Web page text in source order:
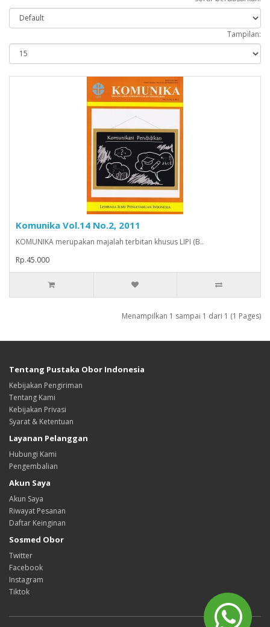
Tampilan:
Komunika Vol.14 No.2, 2011
KOMUNIKA merupakan majalah terbitan khusus LIPI (B..
Rp.45.000
Menampilkan 1 sampai 1 dari 1 (1 Pages)
Tentang Pustaka Obor Indonesia
Kebijakan Pengiriman
Tentang Kami
Kebijakan Privasi
Syarat & Ketentuan
Layanan Pelanggan
Hubungi Kami
Pengembalian
Akun Saya
Akun Saya
Riwayat Pesanan
Daftar Keinginan
Sosmed Obor
Twitter
Facebook
Instagram
Tiktok